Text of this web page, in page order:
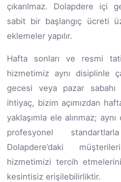
çıkarılmaz. Dolapdere içi
sabit bir başlangıç ücreti
eklemeler yapılır.
Hafta sonları ve resmi
hizmetimiz aynı disiplinle
gecesi veya pazar
ihtiyaç, bizim açımızdan
yaklaşımla ele alınmaz;
profesyonel
Dolapdere’daki
hizmetimizi tercih
kesintisiz erişilebilirliktir.